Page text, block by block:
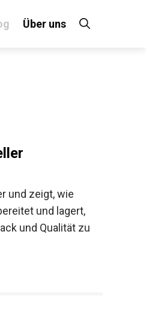
Über uns
und zeigt, wie
und lagert,
und Qualität zu